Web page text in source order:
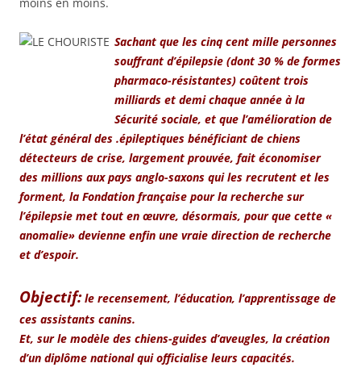
Sachant que les cinq cent mille personnes
souffrant d’épilepsie (dont 30 % de formes
pharmaco-résistantes) coûtent trois
milliards et demi chaque année à la
Sécurité sociale, et que l’amélioration de
l’état général des .épileptiques bénéficiant de chiens
détecteurs de crise, largement prouvée, fait économiser
des millions aux pays anglo-saxons qui les recrutent et les
forment, la Fondation française pour la recherche sur
l’épilepsie met tout en œuvre, désormais, pour que cette «
anomalie» devienne enfin une vraie direction de recherche
et d’espoir.
Objectif:le recensement, l’éducation, l’apprentissage de
ces assistants canins.
Et, sur le modèle des chiens-guides d’aveugles, la création
d’un diplôme national qui officialise leurs capacités.